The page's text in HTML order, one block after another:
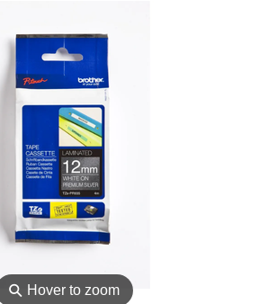
⚲ Hover to zoom